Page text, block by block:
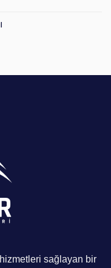
sağlayan bir